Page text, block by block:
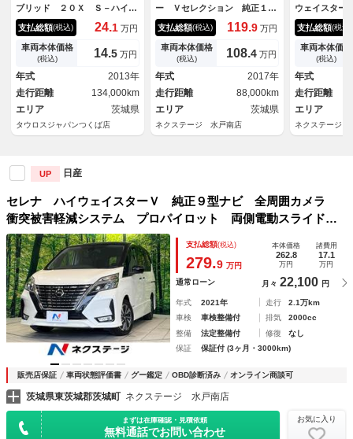
ブリッド ２０Ｘ Ｓ－ハイブ
リッド 左側パワースライドド
ア アルミホイール エアコ
ン ＥＴＣ スマートキープッ
シュスタート パワステ パワ
ーウインドウ ホワイトパール
支払総額(税込) 24.1 万円
車両本体価格
(税込) 14.5 万円
年式
2013年
走行距離
134,000km
エリア
茨城県
タウロスジャパンつくば店
ー Ｖセレクション 純正１０
型ナビ 全周囲カメラ 衝突被
害軽減システム プロパイロッ
ト 両側電動スライド 禁煙
車 ドラレコ スマートキー
ＬＥＤヘッド ビルトインＥＴ
Ｃ 純正１６インチアルミ オ
ートハイビーム
支払総額(税込) 119.9 万円
車両本体価格
(税込) 108.4 万円
年式
2017年
走行距離
88,000km
エリア
茨城県
ネクステージ 水戸南店
ウェイスター
車 純正１２
全周囲カメラ
ト 両側電
ジタルイン
ーセンサー
ＥＤヘッド
２．０ オー
支払総額(税込)
車両本体価格
(税込)
年式
走行距離
エリア
ネクステージ
UP 日産
セレナ ハイウェイスターＶ 純正９型ナビ 全周囲カメラ
衝突被害軽減システム プロパイロット 両側電動スライド
禁煙車 レザーシート ドラレコ コーナーセンサー スマー
トキー ＬＥＤヘッド ＥＴＣ 純正１６インチアルミ
支払総額(税込)
279.9 万円
本体価格
262.8
万円
諸費用
17.1
万円
通常ローン 月々 22,100 円
年式 2021年 走行
2.1万km
車検
車検整備付 排気
2000cc
整備
法定整備付 修復
なし
保証
保証付 (3ヶ月・3000km)
販売店保証 車両状態評価書 グー鑑定 OBD診断済み オンライン商談可
茨城県東茨城郡茨城町 ネクステージ 水戸南店
まずは在庫確認・見積依頼
無料通話でお問い合わせ
お気に入り